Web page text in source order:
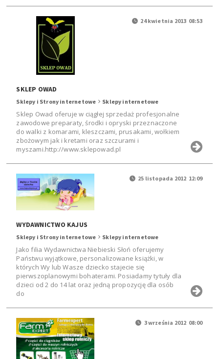
24 kwietnia 2013 08:53
SKLEP OWAD
Sklepy i Strony internetowe Sklepy internetowe
Sklep Owad oferuje w ciągłej sprzedaż profesjonalne
zawodowe preparaty, środki i opryski przeznaczone
do walki z komarami, kleszczami, prusakami, wołkiem
zbożowym jak i kretami oraz szczurami i
myszami.http://www.sklepowad.pl
25 listopada 2012 12:09
WYDAWNICTWO KAJUS
Sklepy i Strony internetowe Sklepy internetowe
Jako filia Wydawnictwa Niebieski Słoń oferujemy
Państwu wyjątkowe, personalizowane książki, w
których Wy lub Wasze dziecko stajecie się
pierwszoplanowymi bohaterami. Posiadamy tytuły dla
dzieci od 2 do 14 lat oraz jedną propozycję dla osób
do
3 września 2012 08:00